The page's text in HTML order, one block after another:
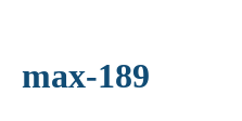
max-189